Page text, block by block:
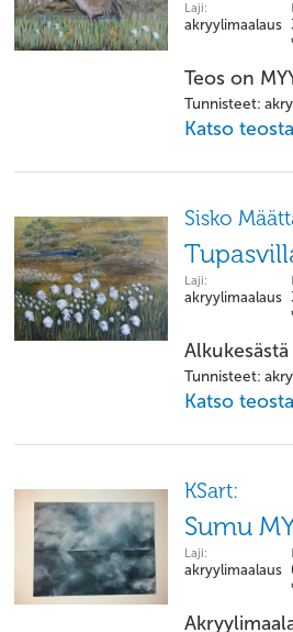
Laji:
akryylimaalaus
Teos on
Tunnisteet:
Katso
Sisko
Laji:
akryylimaalaus
Tunnisteet:
Katso
KSart:
Sumu
Laji:
akryylimaalaus